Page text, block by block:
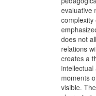
evaluative
does not
relations
creates a
moments
visible.